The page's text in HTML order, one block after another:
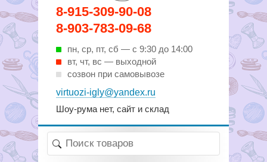
8-915-309-90-08
8-903-783-09-68
пн, ср, пт, cб — с 9:30 до 14:00
вт, чт, вс — выходной
созвон при самовывозе
virtuozi-igly@yandex.ru
Шоу-рума нет, сайт и склад
Вирутозы иглы. Товары для
шитья и рукоделья